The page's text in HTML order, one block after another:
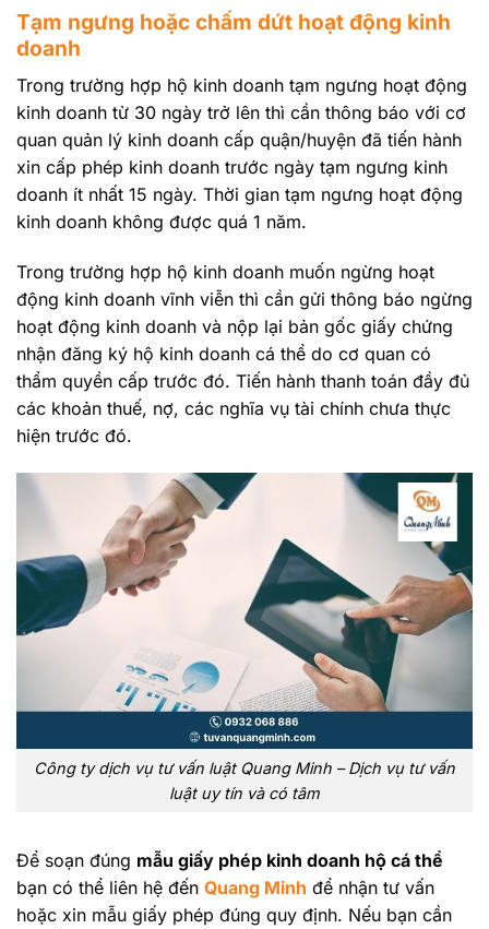
Tạm ngưng hoặc chấm dứt hoạt động kinh
doanh
Trong trường hợp hộ kinh doanh tạm ngưng hoạt động
kinh doanh từ 30 ngày trở lên thì cần thông báo với cơ
quan quản lý kinh doanh cấp quận/huyện đã tiến hành
xin cấp phép kinh doanh trước ngày tạm ngưng kinh
doanh ít nhất 15 ngày. Thời gian tạm ngưng hoạt động
kinh doanh không được quá 1 năm.
Trong trường hợp hộ kinh doanh muốn ngừng hoạt
động kinh doanh vĩnh viễn thì cần gửi thông báo ngừng
hoạt động kinh doanh và nộp lại bản gốc giấy chứng
nhận đăng ký hộ kinh doanh cá thể do cơ quan có
thẩm quyền cấp trước đó. Tiến hành thanh toán đầy đủ
các khoản thuế, nợ, các nghĩa vụ tài chính chưa thực
hiện trước đó.
Công ty dịch vụ tư vấn luật Quang Minh – Dịch vụ tư vấn
luật uy tín và có tâm
Để soạn đúng mẫu giấy phép kinh doanh hộ cá thể
bạn có thể liên hệ đến Quang Minh để nhận tư vấn
hoặc xin mẫu giấy phép đúng quy định. Nếu bạn cần